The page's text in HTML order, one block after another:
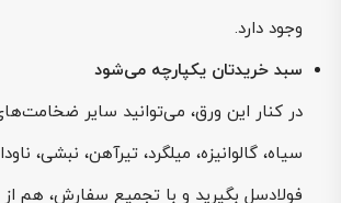
وجود دارد.
سبد خریدتان یکپارچه می‌شود
در کنار این ورق، می‌توانید سایر
سیاه، گالوانیزه، میلگرد، تیرآهن، نبشی،
فولادسل بگیرید و با تجمیع سفارش، هم از